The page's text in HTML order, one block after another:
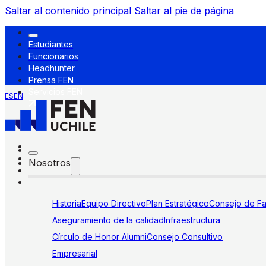
Saltar al contenido principal Saltar al pie de página
Estudiantes
Funcionarios
Headhunter
Prensa FEN
ESEN
Nosotros
HistoriaEquipo DirectivoPlan EstratégicoConsejo de
Aseguramiento de la calidadInfraestructura
Círculo de Honor AlumniConsejo Consultivo
Empresarial